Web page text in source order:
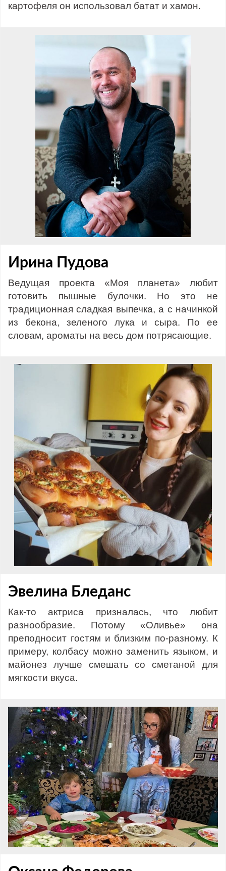
картофеля он использовал батат и хамон.
Ирина Пудова
Ведущая проекта «Моя планета» любит
готовить пышные булочки. Но это не
традиционная сладкая выпечка, а с начинкой
из бекона, зеленого лука и сыра. По ее
словам, ароматы на весь дом потрясающие.
Эвелина Бледанс
Как-то актриса призналась, что любит
разнообразие. Потому «Оливье» она
преподносит гостям и близким по-разному. К
примеру, колбасу можно заменить языком, и
майонез лучше смешать со сметаной для
мягкости вкуса.